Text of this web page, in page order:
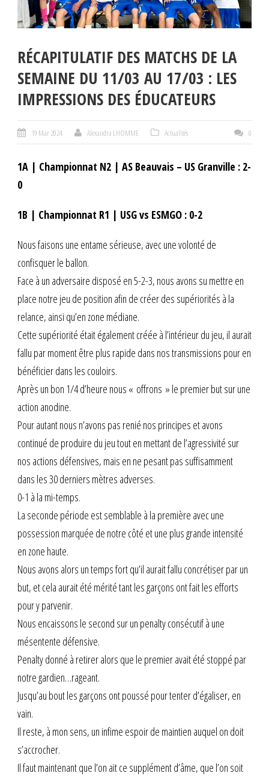
RÉCAPITULATIF DES MATCHS DE LA
SEMAINE DU 11/03 AU 17/03 : LES
IMPRESSIONS DES ÉDUCATEURS
19 Mar 2024 Alexandra LHOMME Actualités 0
1A | Championnat N2 | AS Beauvais – US Granville : 2-
0
1B | Championnat R1 | USG vs ESMGO : 0-2
Nous faisons une entame sérieuse, avec une volonté de
confisquer le ballon.
Face à un adversaire disposé en 5-2-3, nous avons su mettre en
place notre jeu de position afin de créer des supériorités à la
relance, ainsi qu’en zone médiane.
Cette supériorité était également créée à l’intérieur du jeu, il aurait
fallu par moment être plus rapide dans nos transmissions pour en
bénéficier dans les couloirs.
Après un bon 1/4 d’heure nous « offrons » le premier but sur une
action anodine.
Pour autant nous n’avons pas renié nos principes et avons
continué de produire du jeu tout en mettant de l’agressivité sur
nos actions défensives, mais en ne pesant pas suffisamment
dans les 30 derniers mètres adverses.
0-1 à la mi-temps.
La seconde période est semblable à la première avec une
possession marquée de notre côté et une plus grande intensité
en zone haute.
Nous avons alors un temps fort qu’il aurait fallu concrétiser par un
but, et cela aurait été mérité tant les garçons ont fait les efforts
pour y parvenir.
Nous encaissons le second sur un penalty consécutif à une
mésentente défensive.
Penalty donné à retirer alors que le premier avait été stoppé par
notre gardien…rageant.
Jusqu’au bout les garçons ont poussé pour tenter d’égaliser, en
vain.
Il reste, à mon sens, un infime espoir de maintien auquel on doit
s’accrocher.
Il faut maintenant que l’on ait ce supplément d’âme, que l’on soit